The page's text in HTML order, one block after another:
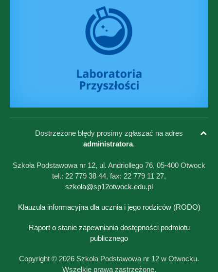
Dostrzeżone błędy prosimy zgłaszać na adres
administratora.
Szkoła Podstawowa nr 12, ul. Andriollego 76, 05-400 Otwock
tel.: 22 779 38 44, fax: 22 779 11 27,
szkola@sp12otwock.edu.pl
Klauzula informacyjna dla ucznia i jego rodziców (RODO)
Raport o stanie zapewniania dostępności podmiotu
publicznego
Copyright © 2026 Szkoła Podstawowa nr 12 w Otwocku.
Wszelkie prawa zastrzeżone.